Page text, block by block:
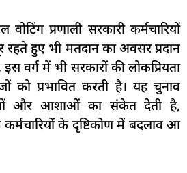
प्रणाली सरकारी कर्मचारियों
रहते हुए भी मतदान का अवसर प्रदान
वर्ग में भी सरकारों की लोकप्रियता
को प्रभावित करती है। यह चुनाव
और आशाओं का संकेत देती है,
के दृष्टिकोण में बदलाव आ